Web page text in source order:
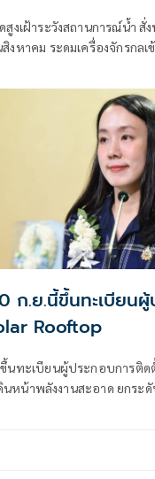
สูงเฝ้าระวังสถานการณ์น้ำ สั่
งหาคม ระดมเครื่องจักรกลเข้
ก.ย.นี้ขึ้นทะเบียนผู้
Rooftop
นทะเบียนผู้ประกอบการติด
นหน้าพลังงานสะอาด ยกระ